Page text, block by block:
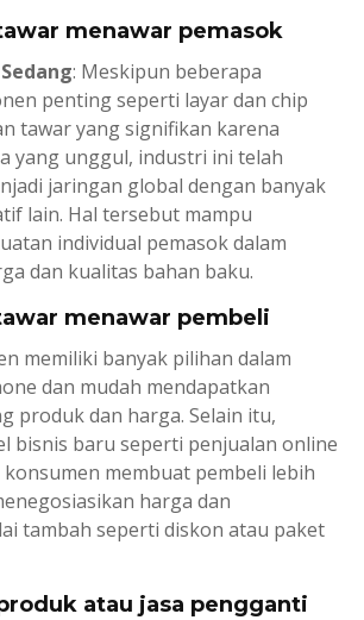
menawar pemasok
: Meskipun beberapa
penting seperti layar dan chip
tawar yang signifikan karena
yang unggul, industri ini telah
jaringan global dengan banyak
lain. Hal tersebut mampu
individual pemasok dalam
dan kualitas bahan baku.
menawar pembeli
memiliki banyak pilihan dalam
dan mudah mendapatkan
produk dan harga. Selain itu,
bisnis baru seperti penjualan online
membuat pembeli lebih
harga dan
tambah seperti diskon atau paket
atau jasa pengganti